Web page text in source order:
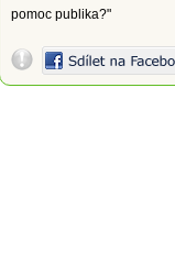
pomoc publika?"